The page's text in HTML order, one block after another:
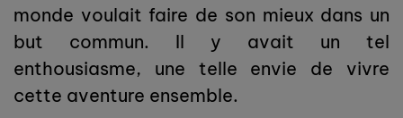
monde voulait faire de son mieux dans un
but commun. Il y avait un tel
enthousiasme, une telle envie de vivre
cette aventure ensemble.